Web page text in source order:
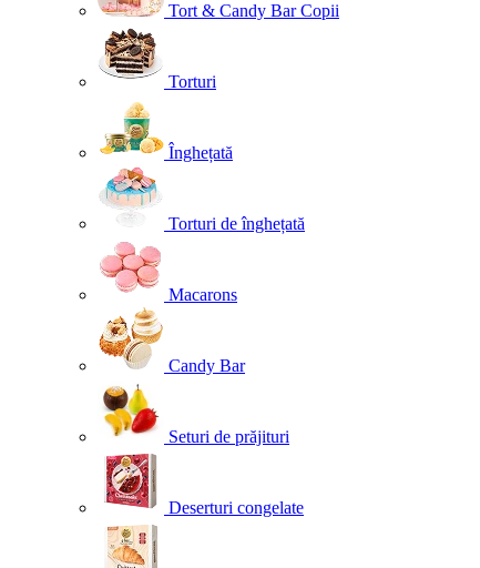
Tort & Candy Bar Copii
Torturi
Înghețată
Torturi de înghețată
Macarons
Candy Bar
Seturi de prăjituri
Deserturi congelate